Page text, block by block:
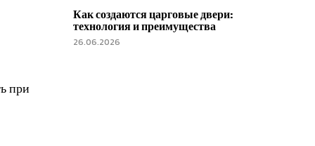
при
Как создаются царговые двери:
технология и преимущества
26.06.2026